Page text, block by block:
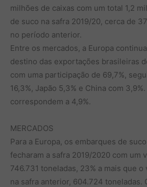
milhões de caixas com um total 1,2
de suco na safra 2019/20, cerca de
no período anterior.
Entre os mercados, a Europa
destino das exportações brasileiras
com uma participação de 69,7%,
16,3%, Japão 5,3% e China com
correspondem a 4,9%.
MERCADOS
Para a Europa, os embarques de
fecharam a safra 2019/2020 com um
746.731 toneladas, 23% a mais que
na safra anterior, 604.724 toneladas.